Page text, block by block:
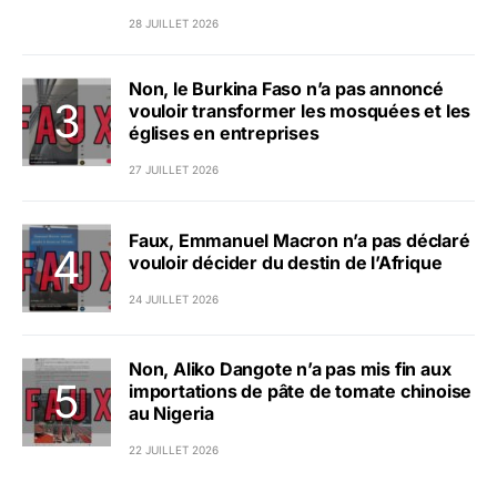
28 JUILLET 2026
Non, le Burkina Faso n’a pas annoncé
vouloir transformer les mosquées et les
églises en entreprises
27 JUILLET 2026
Faux, Emmanuel Macron n’a pas déclaré
vouloir décider du destin de l’Afrique
24 JUILLET 2026
Non, Aliko Dangote n’a pas mis fin aux
importations de pâte de tomate chinoise
au Nigeria
22 JUILLET 2026